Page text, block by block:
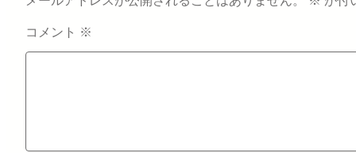
コメント ※